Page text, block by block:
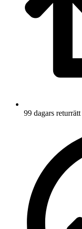
99 dagars returrätt